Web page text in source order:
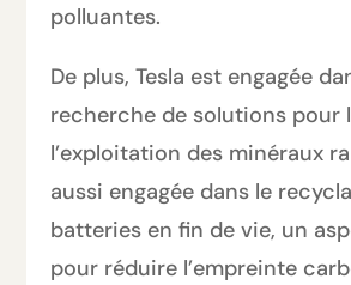
polluantes.
De plus, Tesla est engagée
recherche de solutions pour
l’exploitation des minéraux
aussi engagée dans le
batteries en fin de vie, un
pour réduire l’empreinte